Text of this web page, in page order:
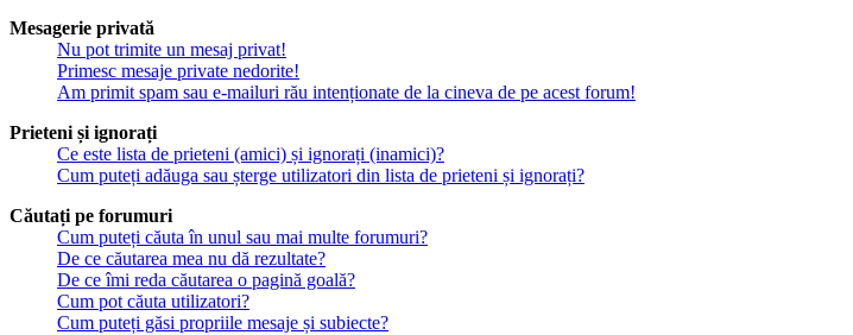
Mesagerie privată
Nu pot trimite un mesaj privat!
Primesc mesaje private nedorite!
Am primit spam sau e-mailuri rău intenționate de la cineva de pe acest forum!
Prieteni și ignorați
Ce este lista de prieteni (amici) și ignorați (inamici)?
Cum puteți adăuga sau șterge utilizatori din lista de prieteni și ignorați?
Căutați pe forumuri
Cum puteți căuta în unul sau mai multe forumuri?
De ce căutarea mea nu dă rezultate?
De ce îmi reda căutarea o pagină goală?
Cum pot căuta utilizatori?
Cum puteți găsi propriile mesaje și subiecte?